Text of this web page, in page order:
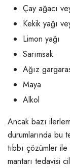
Çay ağacı
Kekik yağı
Limon yağı
Sarımsak
Ağız
Maya
Alkol
Ancak bazı
durumlarında bu
tıbbı çözümler
mantarı tedavisi